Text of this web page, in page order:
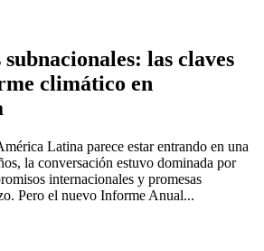
las claves
climático en
Latina parece estar entrando en una
la conversación estuvo dominada por
internacionales y promesas
Pero el nuevo Informe Anual...